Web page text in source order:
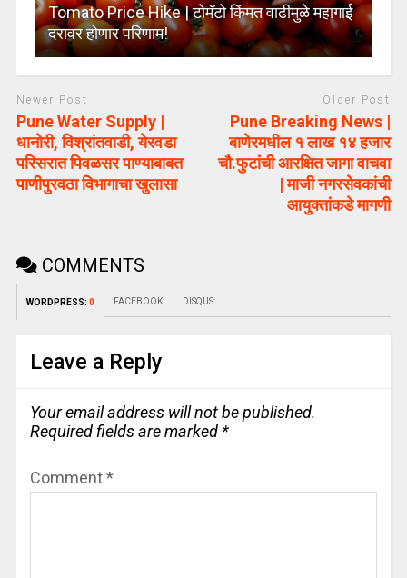
Tomato Price Hike | टोमॅटो किंमत वाढीमुळे महागाई
दरावर होणार परिणाम!
Newer Post
Pune Water Supply |
धानोरी, विश्रांतवाडी, येरवडा
परिसरात पिवळसर पाण्याबाबत
पाणीपुरवठा विभागाचा खुलासा
Older Post
Pune Breaking News |
बाणेरमधील १ लाख १४ हजार
चौ.फुटांची आरक्षित जागा वाचवा
| माजी नगरसेवकांची
आयुक्तांकडे मागणी
COMMENTS
WORDPRESS: 0 FACEBOOK: DISQUS:
Leave a Reply
Your email address will not be published.
Required fields are marked *
Comment*